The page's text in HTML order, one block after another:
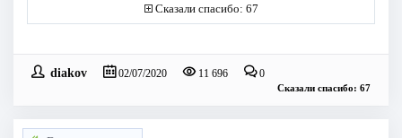
Сказали спасибо: 67
diakov 02/07/2020 11 696 0
Сказали спасибо: 67